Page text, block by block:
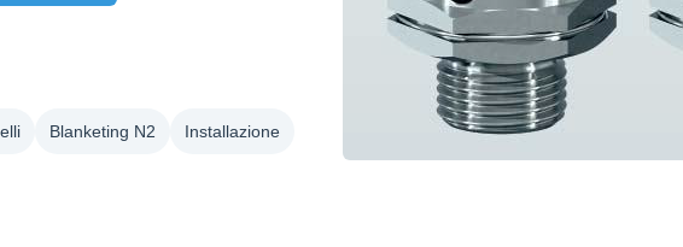
Blanketing N2 Installazione